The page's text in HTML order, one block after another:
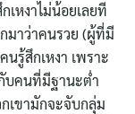
หงาไม่น้อยเลยที
มาว่าคนรวย (ผู้ที่มี
รู้สึกเหงา เพราะ
บคนที่มีฐานะต่ำ
เขามักจะจับกลุ่ม